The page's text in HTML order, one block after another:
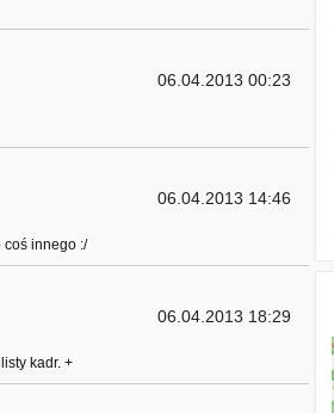
06.04.2013 00:23
06.04.2013 14:46
coś innego :/
06.04.2013 18:29
kadr. +